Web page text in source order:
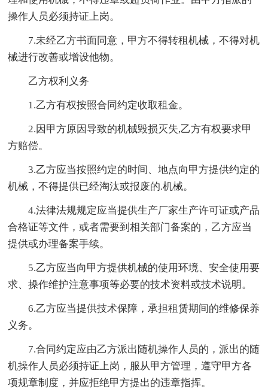
操作人员必须持证上岗。
7.未经乙方书面同意，甲方不得转租机械，不得对机
械进行改善或增设他物。
乙方权利义务
1.乙方有权按照合同约定收取租金。
2.因甲方原因导致的机械毁损灭失,乙方有权要求甲
方赔偿。
3.乙方应当按照约定的时间、地点向甲方提供约定的
机械，不得提供已经淘汰或报废的.机械。
4.法律法规规定应当提供生产厂家生产许可证或产品
合格证等文件，或者需要到相关部门备案的，乙方应当
提供或办理备案手续。
5.乙方应当向甲方提供机械的使用环境、安全使用要
求、操作维护注意事项等必要的技术资料或技术说明。
6.乙方应当提供技术保障，承担租赁期间的维修保养
义务。
7.合同约定应由乙方派出随机操作人员的，派出的随
机操作人员必须持证上岗，服从甲方管理，遵守甲方各
项规章制度，并应拒绝甲方提出的违章指挥。